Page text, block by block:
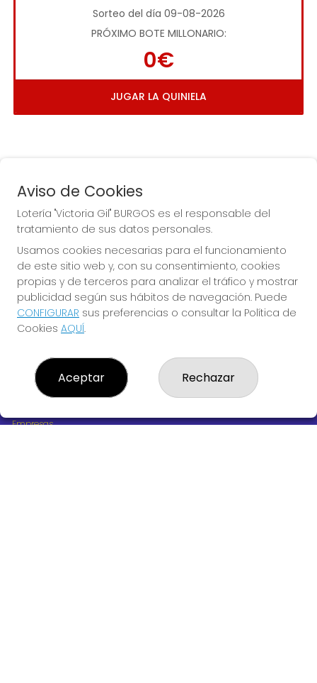
Sorteo del día 09-08-2026
PRÓXIMO BOTE MILLONARIO:
0€
JUGAR LA QUINIELA
La de la Antigua de
Gamonal
¿Quiénes somos?
Comprar lotería
Resultados
Empresas
Aviso de Cookies
Lotería "Victoria Gil" BURGOS es el responsable del
tratamiento de sus datos personales.
Usamos cookies necesarias para el funcionamiento
de este sitio web y, con su consentimiento, cookies
propias y de terceros para analizar el tráfico y mostrar
publicidad según sus hábitos de navegación. Puede
CONFIGURAR sus preferencias o consultar la Política de
Cookies AQUÍ.
Aceptar Rechazar